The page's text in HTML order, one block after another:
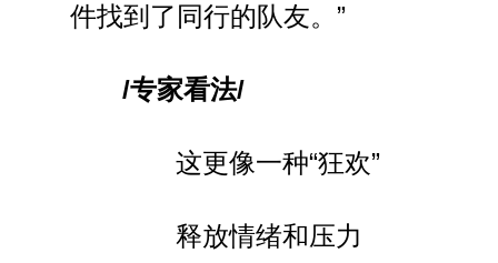
件找到了同行的队友。”
/专家看法/
这更像一种“狂欢”
释放情绪和压力